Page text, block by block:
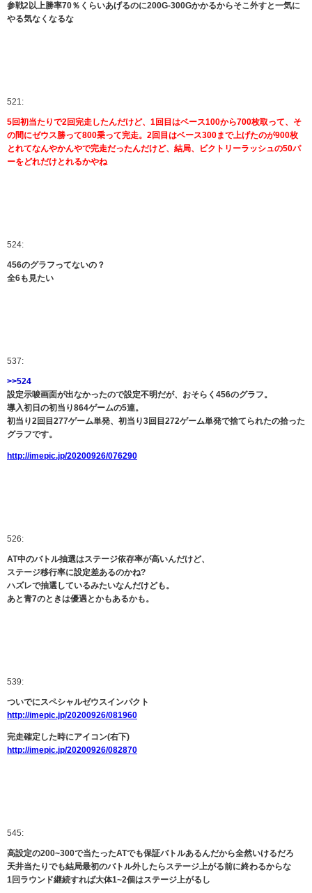
参戦2以上勝率70％くらいあげるのに200G-300Gかかるからそこ外すと一気に
やる気なくなるな
521:
5回初当たりで2回完走したんだけど、1回目はベース100から700枚取って、そ
の間にゼウス勝って800乗って完走。2回目はベース300まで上げたのが900枚
とれてなんやかんやで完走だったんだけど、結局、ビクトリーラッシュの50パ
ーをどれだけとれるかやね
524:
456のグラフってないの？
全6も見たい
537:
>>524
設定示唆画面が出なかったので設定不明だが、おそらく456のグラフ。
導入初日の初当り864ゲームの5連。
初当り2回目277ゲーム単発、初当り3回目272ゲーム単発で捨てられたの拾った
グラフです。
http://imepic.jp/20200926/076290
526:
AT中のバトル抽選はステージ依存率が高いんだけど、
ステージ移行率に設定差あるのかね?
ハズレで抽選しているみたいなんだけども。
あと青7のときは優遇とかもあるかも。
539:
ついでにスペシャルゼウスインパクト
http://imepic.jp/20200926/081960
完走確定した時にアイコン(右下)
http://imepic.jp/20200926/082870
545:
高設定の200~300で当たったATでも保証バトルあるんだから全然いけるだろ
天井当たりでも結局最初のバトル外したらステージ上がる前に終わるからな
1回ラウンド継続すれば大体1~2個はステージ上がるし